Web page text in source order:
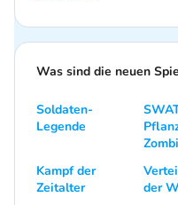
Was sind die neuen
Soldaten-
Legende
Kampf der
Zeitalter
der